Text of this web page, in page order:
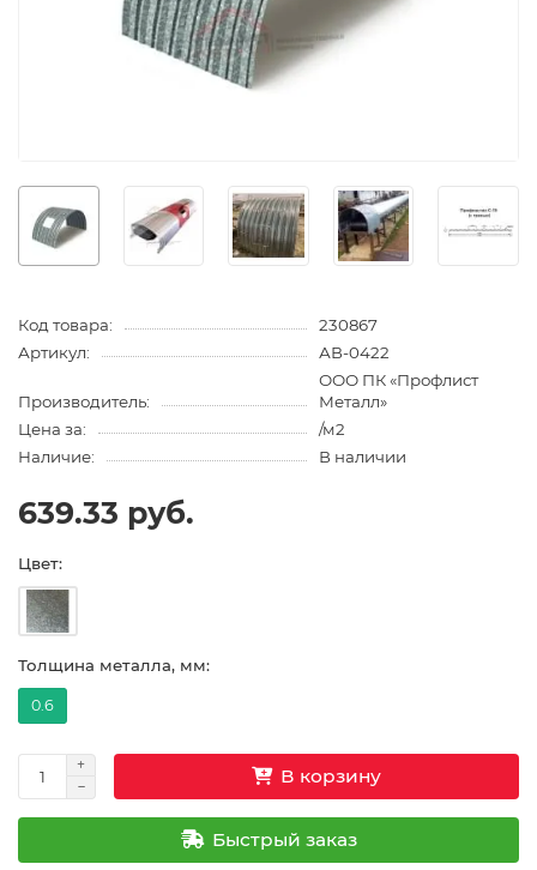
Код товара:
230867
Артикул:
АВ-0422
Производитель:
ООО ПК «Профлист
Металл»
Цена за:
/м2
Наличие:
В наличии
639.33 руб.
Цвет:
Толщина металла, мм:
0.6
В корзину
Быстрый заказ